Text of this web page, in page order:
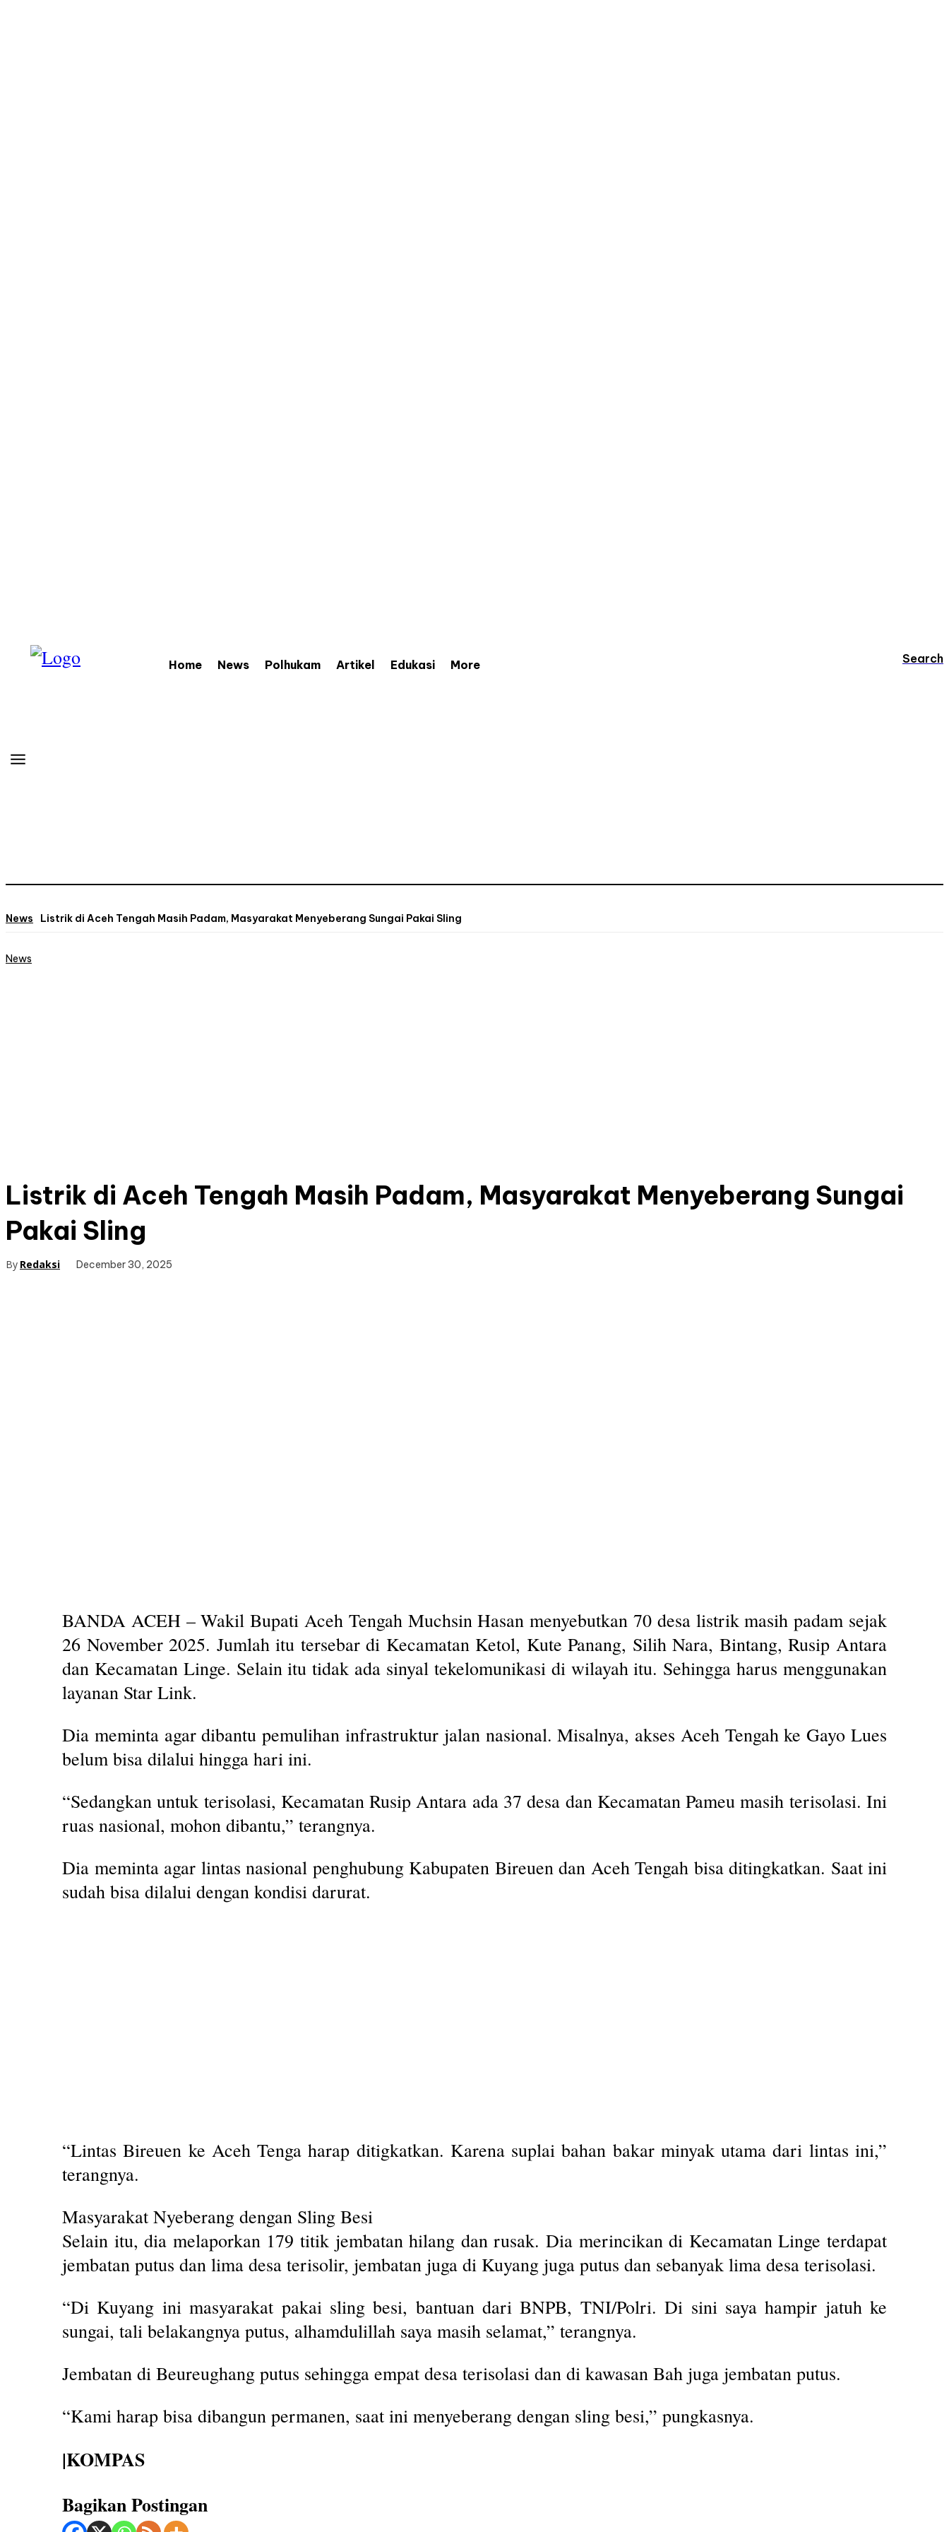
Home News Polhukam Artikel Edukasi More Search
News Listrik di Aceh Tengah Masih Padam, Masyarakat Menyeberang Sungai Pakai Sling
News
Listrik di Aceh Tengah Masih Padam, Masyarakat Menyeberang Sungai
Pakai Sling
By Redaksi December 30, 2025
BANDA ACEH – Wakil Bupati Aceh Tengah Muchsin Hasan menyebutkan 70 desa listrik masih padam sejak
26 November 2025. Jumlah itu tersebar di Kecamatan Ketol, Kute Panang, Silih Nara, Bintang, Rusip Antara
dan Kecamatan Linge. Selain itu tidak ada sinyal tekelomunikasi di wilayah itu. Sehingga harus menggunakan
layanan Star Link.
Dia meminta agar dibantu pemulihan infrastruktur jalan nasional. Misalnya, akses Aceh Tengah ke Gayo Lues
belum bisa dilalui hingga hari ini.
“Sedangkan untuk terisolasi, Kecamatan Rusip Antara ada 37 desa dan Kecamatan Pameu masih terisolasi. Ini
ruas nasional, mohon dibantu,” terangnya.
Dia meminta agar lintas nasional penghubung Kabupaten Bireuen dan Aceh Tengah bisa ditingkatkan. Saat ini
sudah bisa dilalui dengan kondisi darurat.
“Lintas Bireuen ke Aceh Tenga harap ditigkatkan. Karena suplai bahan bakar minyak utama dari lintas ini,”
terangnya.
Masyarakat Nyeberang dengan Sling Besi
Selain itu, dia melaporkan 179 titik jembatan hilang dan rusak. Dia merincikan di Kecamatan Linge terdapat
jembatan putus dan lima desa terisolir, jembatan juga di Kuyang juga putus dan sebanyak lima desa terisolasi.
“Di Kuyang ini masyarakat pakai sling besi, bantuan dari BNPB, TNI/Polri. Di sini saya hampir jatuh ke
sungai, tali belakangnya putus, alhamdulillah saya masih selamat,” terangnya.
Jembatan di Beureughang putus sehingga empat desa terisolasi dan di kawasan Bah juga jembatan putus.
“Kami harap bisa dibangun permanen, saat ini menyeberang dengan sling besi,” pungkasnya.
|KOMPAS
Bagikan Postingan